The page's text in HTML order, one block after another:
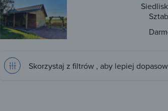
Skorzystaj z filtrów , aby lepiej